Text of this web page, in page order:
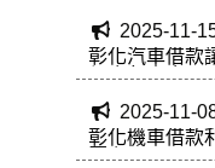
2025-11-
彰化汽車借款
得應急資金
2025-11-
彰化機車借款
壓力